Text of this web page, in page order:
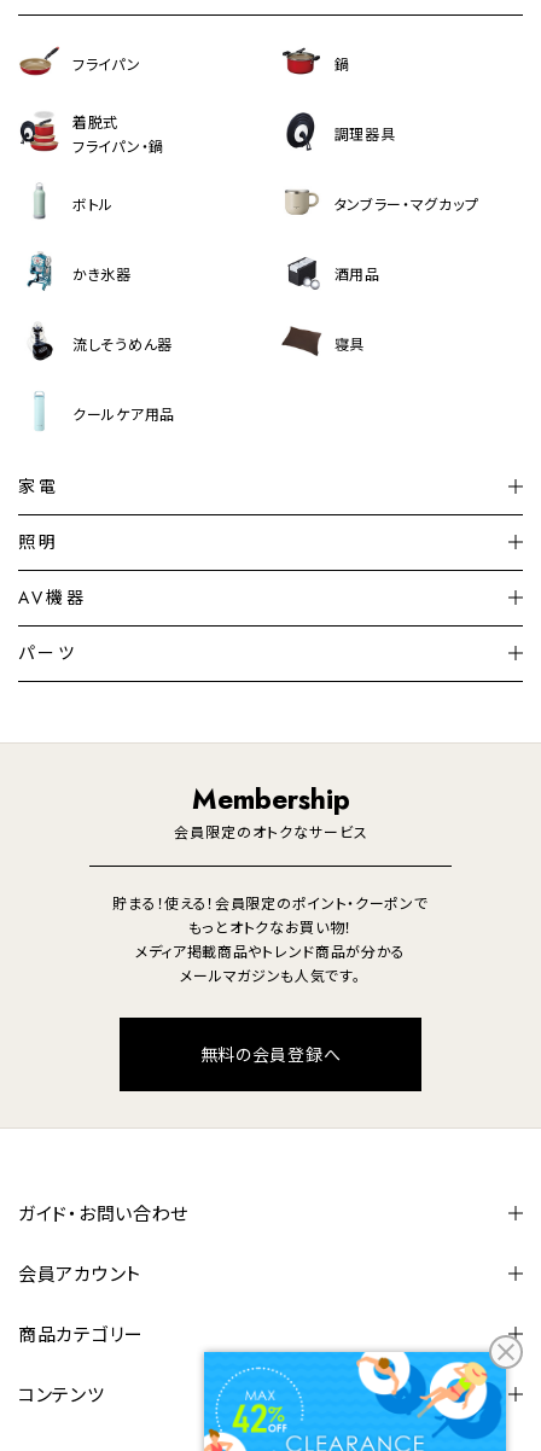
フライパン 鍋
着脱式
フライパン・鍋
調理器具
ボトル タンブラー・マグカップ
かき氷器 酒用品
流しそうめん器 寝具
クールケア用品
家電
加湿器・空気清浄機
暖房機 掃除機
調理家電 生活家電
照明
シーリングライト
デスクライト
AV機器
テレビ
パーツ
Membership
会員限定のオトクなサービス
貯まる！使える！会員限定のポイント・クーポンで
もっとオトクなお買い物！
メディア掲載商品やトレンド商品が分かる
メールマガジンも人気です。
無料の会員登録へ
ガイド・お問い合わせ
会員アカウント
商品カテゴリー
コンテンツ